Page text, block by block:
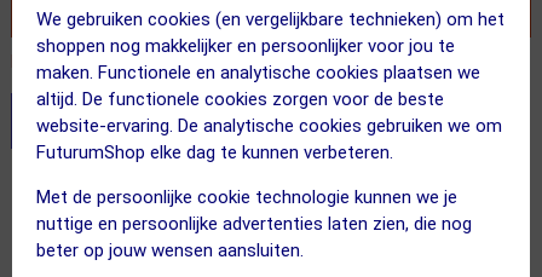
We gebruiken cookies (en vergelijkbare technieken) om het
shoppen nog makkelijker en persoonlijker voor jou te
maken. Functionele en analytische cookies plaatsen we
altijd. De functionele cookies zorgen voor de beste
website-ervaring. De analytische cookies gebruiken we om
FuturumShop elke dag te kunnen verbeteren.
Met de persoonlijke cookie technologie kunnen we je
nuttige en persoonlijke advertenties laten zien, die nog
beter op jouw wensen aansluiten.
Recent besteld door 2 klanten! Bestel ook snel!
Stel je productvragen aan onze AI assistent
Gratis verzending vanaf €49
Vandaag besteld = maandag in huis!
365 dagen retourrecht